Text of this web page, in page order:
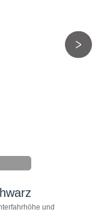
und